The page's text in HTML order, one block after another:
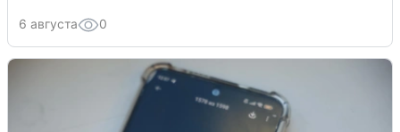
6 августа 0